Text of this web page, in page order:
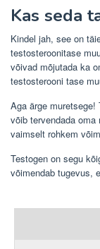
Kas seda
Kindel jah, see on
testosteroonitase
võivad mõjutada ka
testosterooni tase
Aga ärge
võib tervendada
vaimselt rohkem
Testogen on segu
võimendab tugevus,